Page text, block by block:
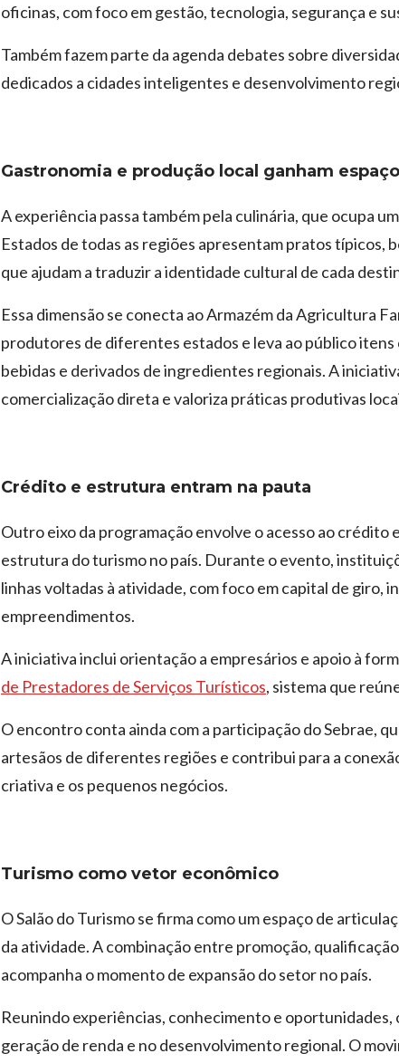
oficinas, com foco em gestão, tecnologia, segurança e
Também fazem parte da agenda debates sobre
dedicados a cidades inteligentes e desenvolvimento
Gastronomia e produção local ganham espaço
A experiência passa também pela culinária, que ocupa
Estados de todas as regiões apresentam pratos típicos,
que ajudam a traduzir a identidade cultural de cada
Essa dimensão se conecta ao Armazém da Agricultura
produtores de diferentes estados e leva ao público itens
bebidas e derivados de ingredientes regionais. A
comercialização direta e valoriza práticas produtivas
Crédito e estrutura entram na pauta
Outro eixo da programação envolve o acesso ao crédito
estrutura do turismo no país. Durante o evento,
linhas voltadas à atividade, com foco em capital de giro,
empreendimentos.
A iniciativa inclui orientação a empresários e apoio à
de Prestadores de Serviços Turísticos, sistema que
O encontro conta ainda com a participação do Sebrae,
artesãos de diferentes regiões e contribui para a
criativa e os pequenos negócios.
Turismo como vetor econômico
O Salão do Turismo se firma como um espaço de
da atividade. A combinação entre promoção,
acompanha o momento de expansão do setor no país.
Reunindo experiências, conhecimento e oportunidades,
geração de renda e no desenvolvimento regional. O